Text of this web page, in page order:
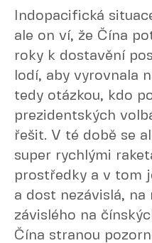
Indopacifická
ale on ví, že Čína
roky k dostavění
lodí, aby vyrovnala
tedy otázkou, kdo
prezidentských
řešit. V té době se
super rychlými
prostředky a v tom
a dost nezávislá, na
závislého na
Čína stranou